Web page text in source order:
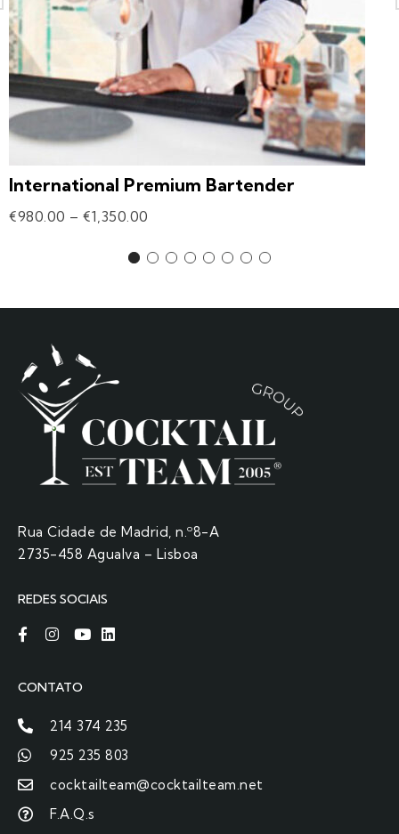
International Premium Bartender
€980.00 – €1,350.00
Rua Cidade de Madrid, n.º8-A
2735-458 Agualva – Lisboa
REDES SOCIAIS
CONTATO
214 374 235
925 235 803
cocktailteam@cocktailteam.net
F.A.Q.s